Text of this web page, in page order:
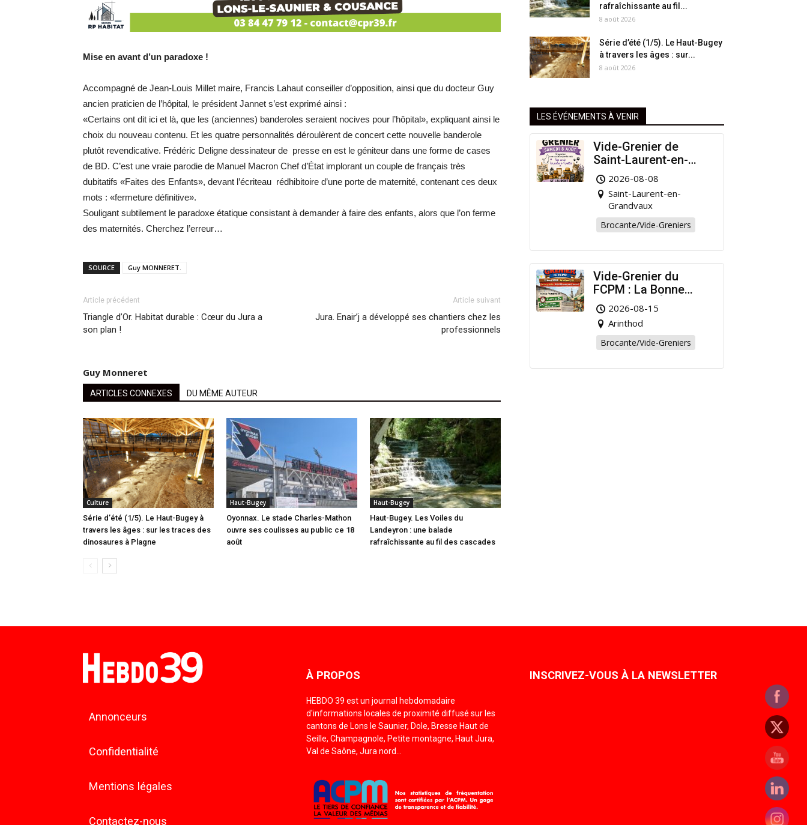
Mise en avant d’un paradoxe !
Accompagné de Jean-Louis Millet maire, Francis Lahaut conseiller d’opposition, ainsi que du docteur Guy
ancien praticien de l’hôpital, le président Jannet s’est exprimé ainsi :
«Certains ont dit ici et là, que les (anciennes) banderoles seraient nocives pour l’hôpital», expliquant ainsi le
choix du nouveau contenu. Et les quatre personnalités déroulèrent de concert cette nouvelle banderole
plutôt revendicative. Frédéric Deligne dessinateur de presse en est le géniteur dans une forme de cases
de BD. C’est une vraie parodie de Manuel Macron Chef d’État implorant un couple de français très
dubitatifs «Faites des Enfants», devant l’écriteau rédhibitoire d’une porte de maternité, contenant ces deux
mots : «fermeture définitive».
Souligant subtilement le paradoxe étatique consistant à demander à faire des enfants, alors que l’on ferme
des maternités. Cherchez l’erreur…
SOURCE Guy MONNERET.
Article précédent
Triangle d’Or. Habitat durable : Cœur du Jura a
son plan !
Article suivant
Jura. Enair’j a développé ses chantiers chez les
professionnels
Guy Monneret
ARTICLES CONNEXES DU MÊME AUTEUR
Culture
Série d’été (1/5). Le Haut-Bugey à
travers les âges : sur les traces des
dinosaures à Plagne
Haut-Bugey
Oyonnax. Le stade Charles-Mathon
ouvre ses coulisses au public ce 18
août
Haut-Bugey
Haut-Bugey. Les Voiles du
Landeyron : une balade
rafraîchissante au fil des cascades
rafraîchissante au fil...
8 août 2026
Série d’été (1/5). Le Haut-Bugey
à travers les âges : sur...
8 août 2026
LES ÉVÉNEMENTS À VENIR
Vide-Grenier de
Saint-Laurent-en-
Grandvaux : Venez
chiner pour la bonne
cause !
2026-08-08
Saint-Laurent-en-
Grandvaux
Brocante/Vide-Greniers
Vide-Grenier du
FCPM : La Bonne
Affaire de l’Été à
Arinthod !
2026-08-15
Arinthod
Brocante/Vide-Greniers